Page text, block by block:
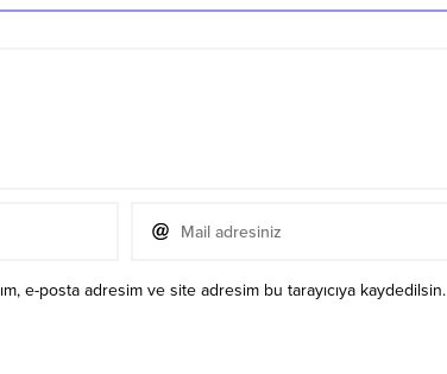
e-posta adresim ve site adresim bu tarayıcıya kaydedilsin.